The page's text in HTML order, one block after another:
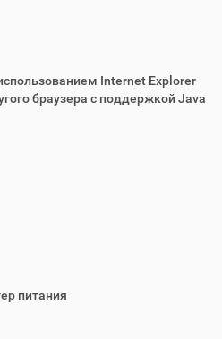
Internet Explorer
браузера с поддержкой Java
питания